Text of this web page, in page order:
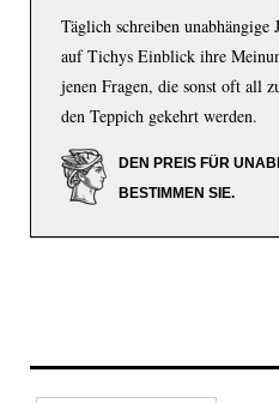
Täglich schreiben unabhängige
auf Tichys Einblick ihre
jenen Fragen, die sonst oft all
den Teppich gekehrt werden.
DEN PREIS FÜR
BESTIMMEN SIE.